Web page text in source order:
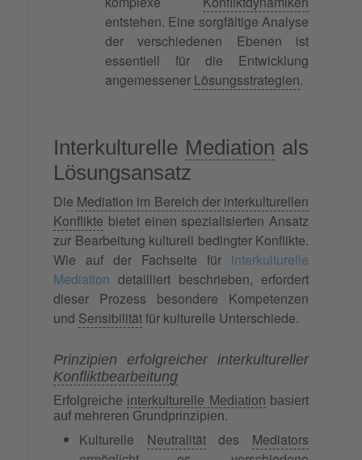
entstehen. Eine sorgfältige Analyse
der verschiedenen Ebenen ist
essentiell für die Entwicklung
angemessener Lösungsstrategien.
Interkulturelle Mediation als
Lösungsansatz
Die Mediation im Bereich der interkulturellen
Konflikte bietet einen spezialisierten Ansatz
zur Bearbeitung kulturell bedingter Konflikte.
Wie auf der Fachseite für interkulturelle
Mediation detailliert beschrieben, erfordert
dieser Prozess besondere Kompetenzen
und Sensibilitätfür kulturelle Unterschiede.
Prinzipien erfolgreicher interkultureller
Konfliktbearbeitung
Erfolgreiche interkulturelle Mediation basiert
auf mehreren Grundprinzipien.
Kulturelle Neutralitätdes Mediators